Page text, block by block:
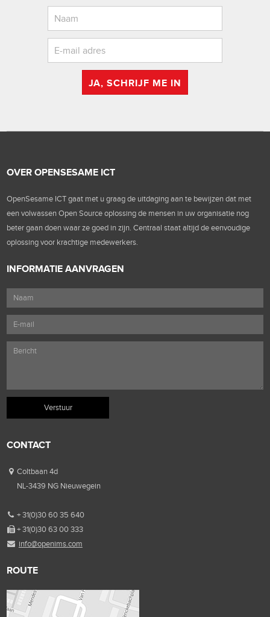
JA, SCHRIJF ME IN
OVER OPENSESAME ICT
OpenSesame ICT gaat met u graag de uitdaging aan te bewijzen dat met
een volwassen Open Source oplossing de mensen in uw organisatie nog
beter gaan doen waar ze goed in zijn. Centraal staat altijd de eenvoudige
oplossing voor krachtige medewerkers.
INFORMATIE AANVRAGEN
CONTACT
Coltbaan 4d
NL-3439 NG Nieuwegein
+ 31(0)30 60 35 640
+ 31(0)30 63 00 333
info@openims.com
ROUTE